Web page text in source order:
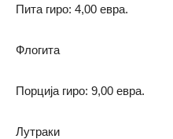
Пита гиро: 4,00 евра.
Флогита
Порција гиро: 9,00 евра.
Лутраки